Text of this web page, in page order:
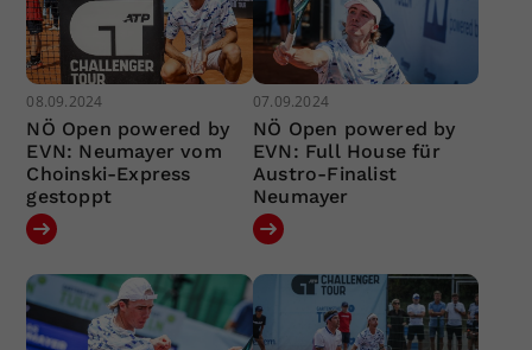
08.09.2024
NÖ Open powered by
EVN: Neumayer vom
Choinski-Express
gestoppt
07.09.2024
NÖ Open powered by
EVN: Full House für
Austro-Finalist
Neumayer